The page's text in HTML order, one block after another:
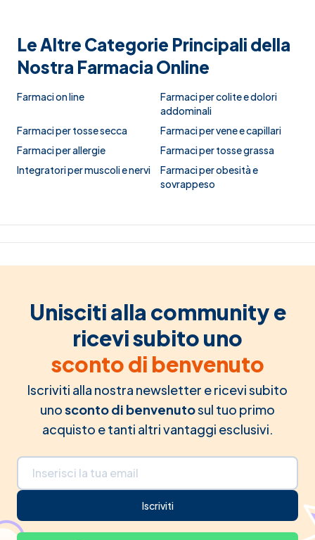
Le Altre Categorie Principali della
Nostra Farmacia Online
Farmaci on line
Farmaci per colite e dolori
addominali
Farmaci per tosse secca
Farmaci per vene e capillari
Farmaci per allergie
Farmaci per tosse grassa
Integratori per muscoli e nervi
Farmaci per obesità e
sovrappeso
Unisciti alla community e
ricevi subito uno
sconto di benvenuto
Iscriviti alla nostra newsletter e ricevi subito
unosconto di benvenutosul tuo primo
acquisto e tanti altri vantaggi esclusivi.
Indirizzo email
Iscriviti